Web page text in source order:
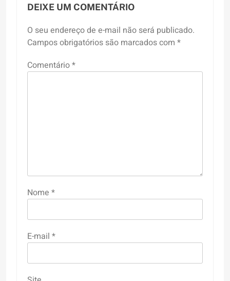
DEIXE UM COMENTÁRIO
O seu endereço de e-mail não será publicado.
Campos obrigatórios são marcados com *
Comentário*
Nome *
E-mail *